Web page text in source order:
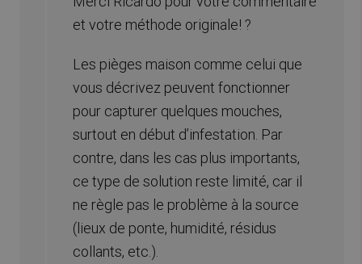
et votre méthode originale! ?
Les pièges maison comme celui que
vous décrivez peuvent fonctionner
pour capturer quelques mouches,
surtout en début d’infestation. Par
contre, dans les cas plus importants,
ce type de solution reste limité, car il
ne règle pas le problème à la source
(lieux de ponte, humidité, résidus
collants, etc.).